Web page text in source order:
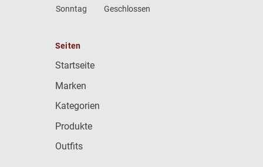
Sonntag
Geschlossen
Seiten
Startseite
Marken
Kategorien
Produkte
Outfits